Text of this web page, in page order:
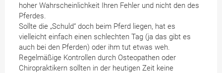
hoher Wahrscheinlichkeit Ihren Fehler und nicht den des
Pferdes.
Sollte die „Schuld“ doch beim Pferd liegen, hat es
vielleicht einfach einen schlechten Tag (ja das gibt es
auch bei den Pferden) oder ihm tut etwas weh.
Regelmäßige Kontrollen durch Osteopathen oder
Chiropraktikern sollten in der heutigen Zeit keine